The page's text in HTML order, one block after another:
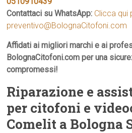
Contattaci su WhatsApp: Clicca qui
preventivo@BolognaCitofoni.com
Affidati ai migliori marchi e ai
BolognaCitofoni.com per una
compromessi!
Riparazione e
per citofoni e
Comelit a Bologna